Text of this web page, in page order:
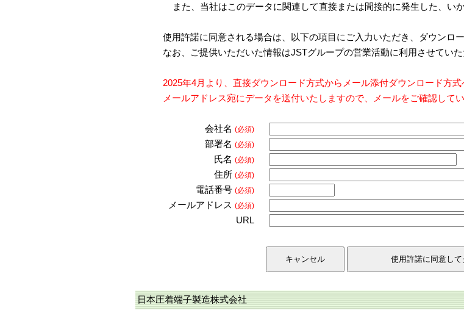
また、当社はこのデータに関連して直接または間接的に発生した、い
使用許諾に同意される場合は、以下の項目にご入力いただき、ダウンロ
なお、ご提供いただいた情報はJSTグループの営業活動に利用させていた
2025年4月より、直接ダウンロード方式からメール添付ダウンロード方式
メールアドレス宛にデータを送付いたしますので、メールをご確認して
会社名 (必須)
部署名 (必須)
氏名 (必須)
住所 (必須)
電話番号 (必須)
メールアドレス (必須)
URL
日本圧着端子製造株式会社